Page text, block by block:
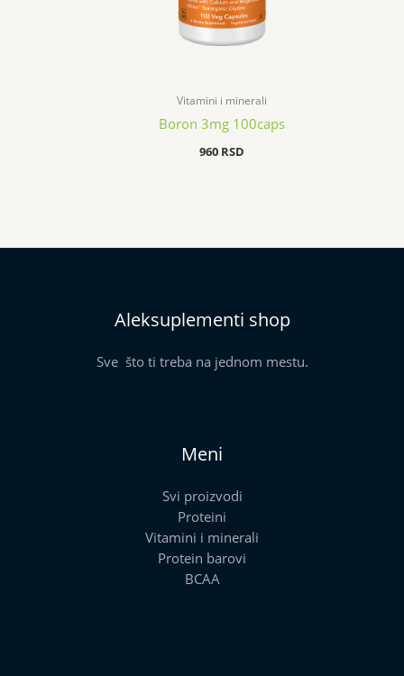
Vitamini i minerali
Boron 3mg 100caps
960 RSD
Aleksuplementi shop
Sve što ti treba na jednom mestu.
Meni
Svi proizvodi
Proteini
Vitamini i minerali
Protein barovi
BCAA